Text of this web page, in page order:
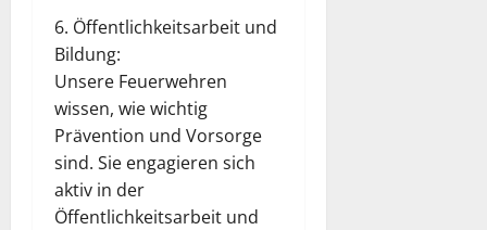
6. Öffentlichkeitsarbeit und
Bildung:
Unsere Feuerwehren
wissen, wie wichtig
Prävention und Vorsorge
sind. Sie engagieren sich
aktiv in der
Öffentlichkeitsarbeit und